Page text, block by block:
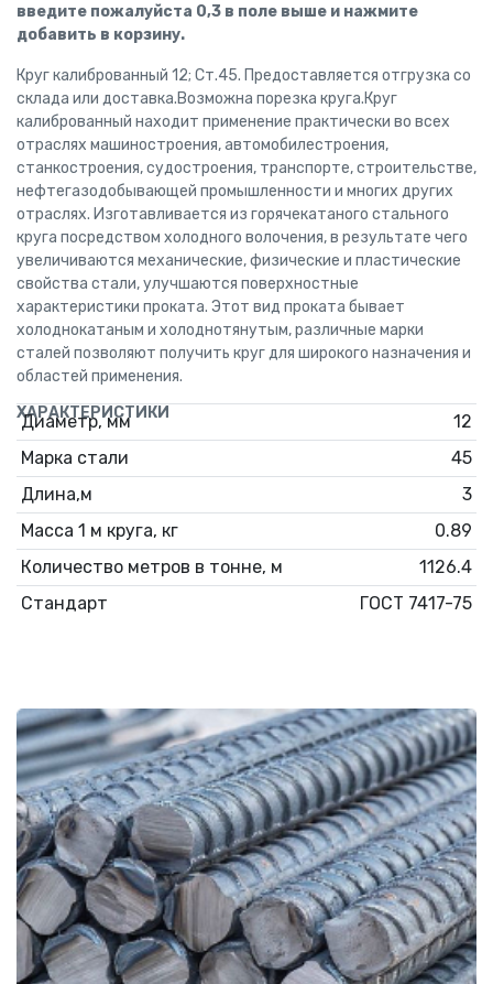
введите пожалуйста 0,3 в поле выше и нажмите
добавить в корзину.
Круг калиброванный 12; Ст.45. Предоставляется отгрузка со
склада или доставка.Возможна порезка круга.Круг
калиброванный находит применение практически во всех
отраслях машиностроения, автомобилестроения,
станкостроения, судостроения, транспорте, строительстве,
нефтегазодобывающей промышленности и многих других
отраслях. Изготавливается из горячекатаного стального
круга посредством холодного волочения, в результате чего
увеличиваются механические, физические и пластические
свойства стали, улучшаются поверхностные
характеристики проката. Этот вид проката бывает
холоднокатаным и холоднотянутым, различные марки
сталей позволяют получить круг для широкого назначения и
областей применения.
ХАРАКТЕРИСТИКИ
Диаметр, мм
12
Марка стали
45
Длина,м
3
Масса 1 м круга, кг
0.89
Количество метров в тонне, м
1126.4
Стандарт
ГОСТ 7417-75